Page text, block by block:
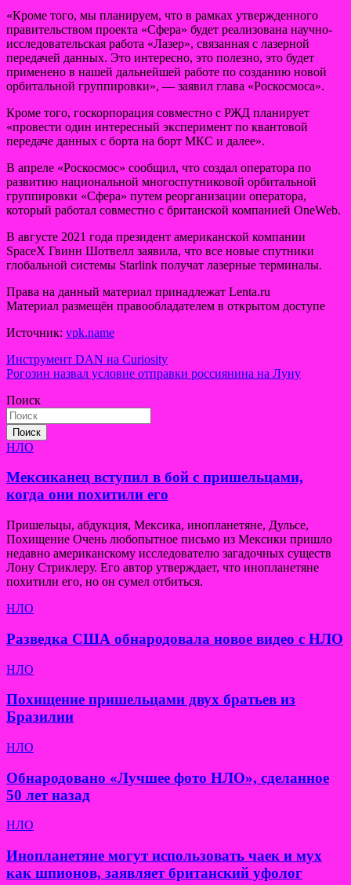
«Кроме того, мы планируем, что в рамках утвержденного
правительством проекта «Сфера» будет реализована научно-
исследовательская работа «Лазер», связанная с лазерной
передачей данных. Это интересно, это полезно, это будет
применено в нашей дальнейшей работе по созданию новой
орбитальной группировки», — заявил глава «Роскосмоса».
Кроме того, госкорпорация совместно с РЖД планирует
«провести один интересный эксперимент по квантовой
передаче данных с борта на борт МКС и далее».
В апреле «Роскосмос» сообщил, что создал оператора по
развитию национальной многоспутниковой орбитальной
группировки «Сфера» путем реорганизации оператора,
который работал совместно с британской компанией OneWeb.
В августе 2021 года президент американской компании
SpaceX Гвинн Шотвелл заявила, что все новые спутники
глобальной системы Starlink получат лазерные терминалы.
Права на данный материал принадлежат Lenta.ru
Материал размещён правообладателем в открытом доступе
Источник: vpk.name
Навигация
по
записям
Инструмент DAN на Curiosity
Рогозин назвал условие отправки россиянина на Луну
Поиск
Поиск
НЛО
Мексиканец вступил в бой с пришельцами,
когда они похитили его
Пришельцы, абдукция, Мексика, инопланетяне, Дульсе,
Похищение Очень любопытное письмо из Мексики пришло
недавно американскому исследователю загадочных существ
Лону Стриклеру. Его автор утверждает, что инопланетяне
похитили его, но он сумел отбиться.
НЛО
Разведка США обнародовала новое видео с НЛО
НЛО
Похищение пришельцами двух братьев из
Бразилии
НЛО
Обнародовано «Лучшее фото НЛО», сделанное
50 лет назад
НЛО
Инопланетяне могут использовать чаек и мух
как шпионов, заявляет британский уфолог